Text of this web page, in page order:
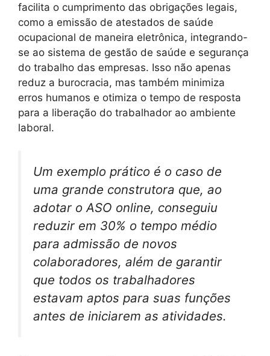
facilita o cumprimento das obrigações legais,
como a emissão de atestados de saúde
ocupacional de maneira eletrônica, integrando-
se ao sistema de gestão de saúde e segurança
do trabalho das empresas. Isso não apenas
reduz a burocracia, mas também minimiza
erros humanos e otimiza o tempo de resposta
para a liberação do trabalhador ao ambiente
laboral.
Um exemplo prático é o caso de
uma grande construtora que, ao
adotar o ASO online, conseguiu
reduzir em 30% o tempo médio
para admissão de novos
colaboradores, além de garantir
que todos os trabalhadores
estavam aptos para suas funções
antes de iniciarem as atividades.